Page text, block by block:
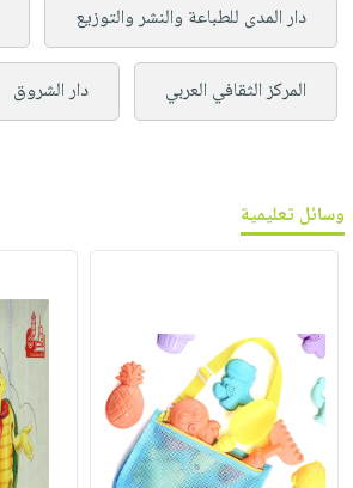
دار المدى للطباعة والنشر والتوزيع
المركز الثقافي العربي دار الشروق
وسائل تعليمية